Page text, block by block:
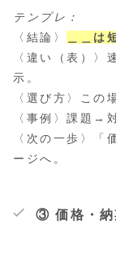
テンプレ：
〈結論〉
＿＿は
〈違い（表）
示。
〈選び方〉この
〈事例〉課題→
〈次の一歩〉
ージへ。
③ 価格・納